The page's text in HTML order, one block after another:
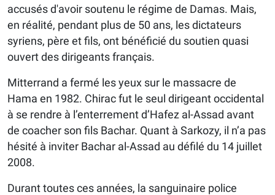
accusés d'avoir soutenu le régime de Damas. Mais,
en réalité, pendant plus de 50 ans, les dictateurs
syriens, père et fils, ont bénéficié du soutien quasi
ouvert des dirigeants français.
Mitterrand a fermé les yeux sur le massacre de
Hama en 1982. Chirac fut le seul dirigeant occidental
à se rendre à l’enterrement d’Hafez al-Assad avant
de coacher son fils Bachar. Quant à Sarkozy, il n’a pas
hésité à inviter Bachar al-Assad au défilé du 14 juillet
2008.
Durant toutes ces années, la sanguinaire police